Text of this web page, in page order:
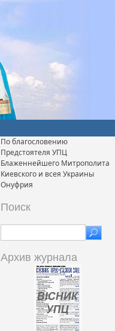
По благословению
Предстоятеля УПЦ
Блаженнейшего Митрополита
Киевского и всея Украины
Онуфрия
Поиск
Архив журнала